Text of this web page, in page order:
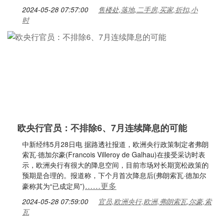
2024-05-28 07:57:00
售楼处,落地,二手房,买家,折扣,小
时
欧央行官员：不排除6、7月连续降息的可能
中新经纬5月28日电 据路透社报道，欧洲央行政策制定者弗朗
索瓦·德加尔豪(Francois Villeroy de Galhau)在接受采访时表
示，欧洲央行有很大的降息空间，目前市场对长期宽松政策的
预期是合理的。报道称，下个月首次降息后(弗朗索瓦·德加尔
豪称其为“已成定局”)……更多
2024-05-28 07:59:00
官员,欧洲央行,欧洲,弗朗索瓦,尔豪,索
瓦